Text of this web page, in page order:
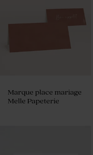
Marque place mariage
Melle Papeterie